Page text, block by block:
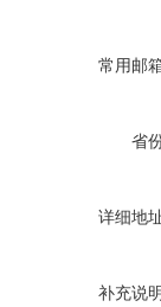
常用邮
省
详细地
补充说